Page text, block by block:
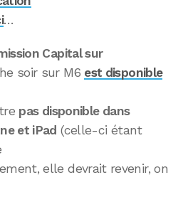
…
Capital sur
soir sur M6 est disponible
pas disponible dans
et iPad (celle-ci étant
elle devrait revenir, on